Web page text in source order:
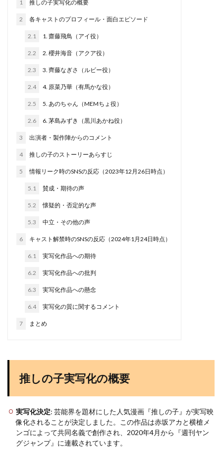
1 推しの子実写化の概要
2 各キャストのプロフィール・面白エピソード
2.1 1. 齋藤飛鳥（アイ役）
2.2 2. 櫻井海音（アクア役）
2.3 3. 齊藤なぎさ（ルビー役）
2.4 4. 原菜乃華（有馬かな役）
2.5 5. あのちゃん（MEMちょ役）
2.6 6. 茅島みずき（黒川あかね役）
3 出演者・製作陣からのコメント
4 推しの子のストーリーあらすじ
5 情報リーク時のSNSの反応（2023年12月26日時点）
5.1 賛成・期待の声
5.2 懐疑的・否定的な声
5.3 中立・その他の声
6 キャスト解禁時のSNSの反応（2024年1月24日時点）
6.1 実写化作品への期待
6.2 実写化作品への批判
6.3 実写化作品への懸念
6.4 実写化の質に関するコメント
7 まとめ
推しの子実写化の概要
実写化決定: 芸能界を題材にした人気漫画『推しの子』が実写映
像化されることが決定しました。この作品は赤坂アカと横槍メ
ンゴによって共同名義で創作され、2020年4月から『週刊ヤン
グジャンプ』に連載されています。